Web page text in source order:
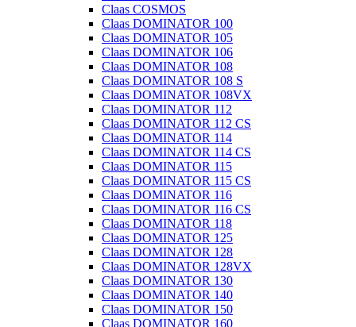
Claas COSMOS
Claas DOMINATOR 100
Claas DOMINATOR 105
Claas DOMINATOR 106
Claas DOMINATOR 108
Claas DOMINATOR 108 S
Claas DOMINATOR 108VX
Claas DOMINATOR 112
Claas DOMINATOR 112 CS
Claas DOMINATOR 114
Claas DOMINATOR 114 CS
Claas DOMINATOR 115
Claas DOMINATOR 115 CS
Claas DOMINATOR 116
Claas DOMINATOR 116 CS
Claas DOMINATOR 118
Claas DOMINATOR 125
Claas DOMINATOR 128
Claas DOMINATOR 128VX
Claas DOMINATOR 130
Claas DOMINATOR 140
Claas DOMINATOR 150
Claas DOMINATOR 160